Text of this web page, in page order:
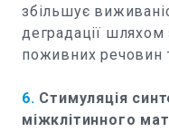
збільшує
деградації шляхом
поживних речовин
6. Стимуляція
міжклітинного